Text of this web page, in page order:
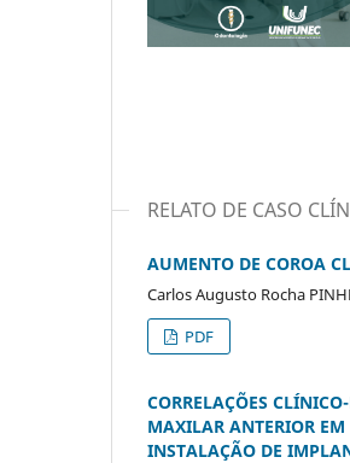
RELATO DE CASO
AUMENTO DE COROA
Carlos Augusto Rocha
PDF
CORRELAÇÕES
MAXILAR ANTERIOR EM
INSTALAÇÃO DE